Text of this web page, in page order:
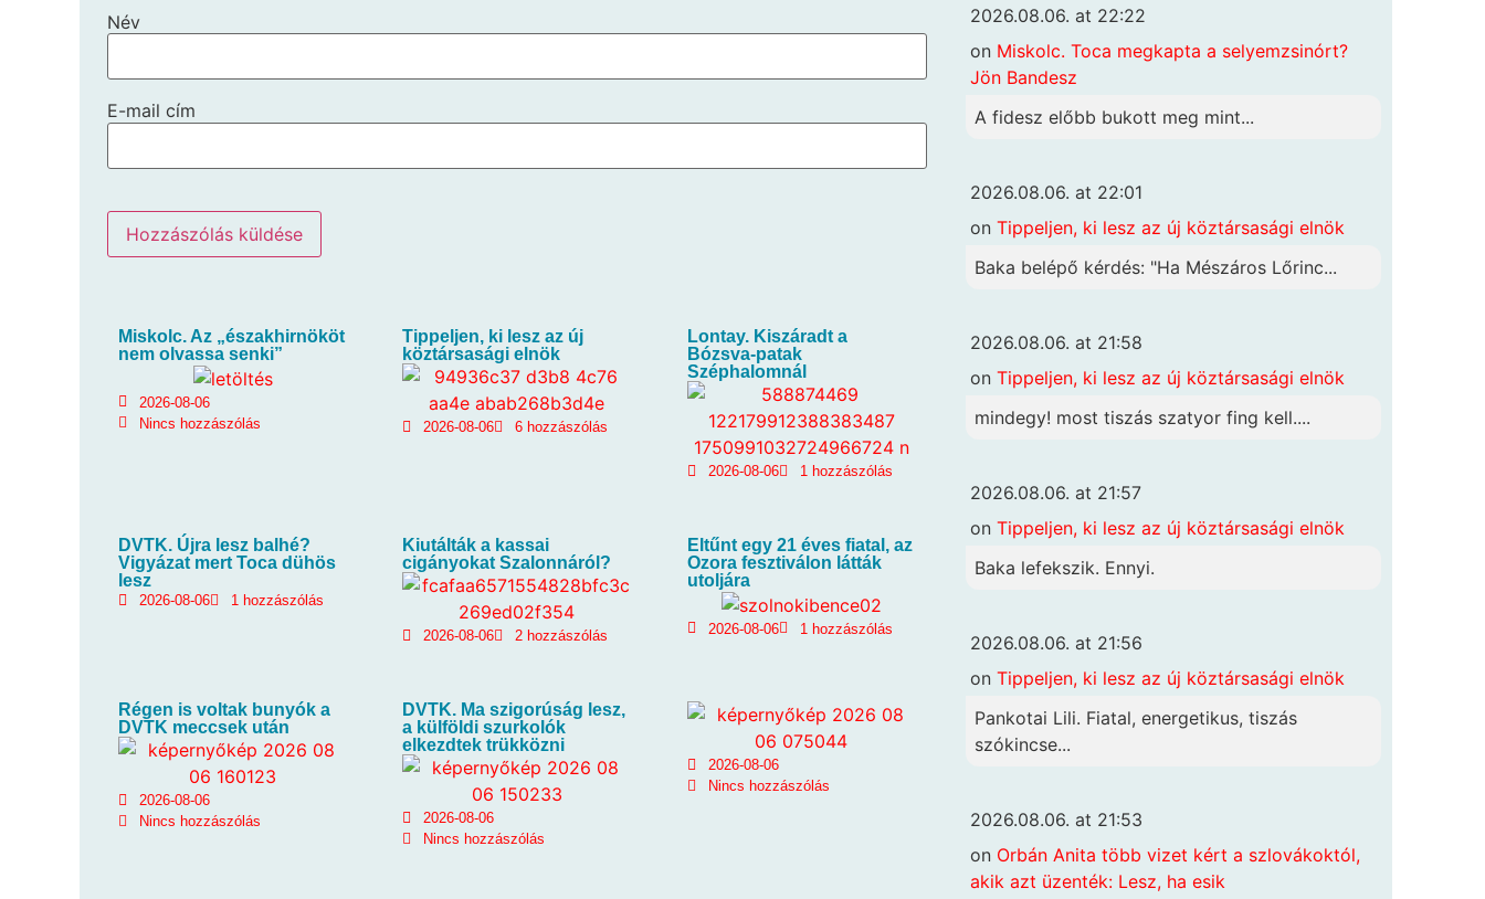
Név
E-mail cím
Miskolc. Az „északhirnököt
nem olvassa senki”
2026-08-06
Nincs hozzászólás
Tippeljen, ki lesz az új
köztársasági elnök
2026-08-06 6 hozzászólás
Lontay. Kiszáradt a
Bózsva-patak
Széphalomnál
2026-08-06 1 hozzászólás
DVTK. Újra lesz balhé?
Vigyázat mert Toca dühös
lesz
2026-08-06 1 hozzászólás
Kiutálták a kassai
cigányokat Szalonnáról?
2026-08-06 2 hozzászólás
Eltűnt egy 21 éves fiatal, az
Ozora fesztiválon látták
utoljára
2026-08-06 1 hozzászólás
Régen is voltak bunyók a
DVTK meccsek után
2026-08-06
Nincs hozzászólás
DVTK. Ma szigorúság lesz,
a külföldi szurkolók
elkezdtek trükközni
2026-08-06
Nincs hozzászólás
2026-08-06
Nincs hozzászólás
2026.08.06. at 22:22
on Miskolc. Toca megkapta a selyemzsinórt?
Jön Bandesz
A fidesz előbb bukott meg mint...
2026.08.06. at 22:01
on Tippeljen, ki lesz az új köztársasági elnök
Baka belépő kérdés: "Ha Mészáros Lőrinc...
2026.08.06. at 21:58
on Tippeljen, ki lesz az új köztársasági elnök
mindegy! most tiszás szatyor fing kell....
2026.08.06. at 21:57
on Tippeljen, ki lesz az új köztársasági elnök
Baka lefekszik. Ennyi.
2026.08.06. at 21:56
on Tippeljen, ki lesz az új köztársasági elnök
Pankotai Lili. Fiatal, energetikus, tiszás
szókincse...
2026.08.06. at 21:53
on Orbán Anita több vizet kért a szlovákoktól,
akik azt üzenték: Lesz, ha esik